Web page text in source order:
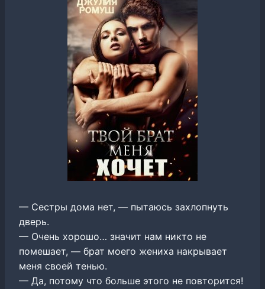
— Сестры дома нет, — пытаюсь захлопнуть
дверь.
— Очень хорошо… значит нам никто не
помешает, — брат моего жениха накрывает
меня своей тенью.
— Да, потому что больше этого не повторится!